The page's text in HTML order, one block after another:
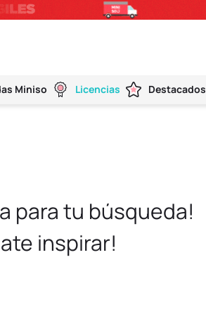
Miniso Licencias Destacados
para tu búsqueda!
inspirar!